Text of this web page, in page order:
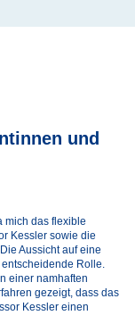
und
mich das flexible
Kessler sowie die
Aussicht auf eine
Rolle.
einer namhaften
gezeigt, dass das
Kessler einen